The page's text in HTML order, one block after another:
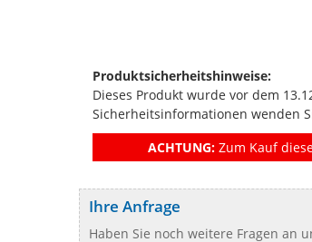
Produktsicherheitshinweise:
Dieses Produkt wurde vor dem
Sicherheitsinformationen wenden
ACHTUNG: Zum Kauf
Ihre Anfrage
Haben Sie noch weitere Fragen an